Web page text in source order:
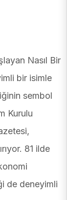
Nasıl Bir
bir isimle
sembol
Kurulu
81 ilde
de deneyimli